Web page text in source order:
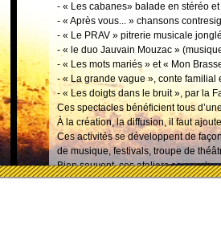
- « Les cabanes» balade en stéréo
- « Après vous... » chansons
- « Le PRAV » pitrerie musicale
- « le duo Jauvain Mouzac »
- « Les mots mariés » et « Mon
- « La grande vague », conte familial
- « Les doigts dans le bruit », par la
Ces spectacles bénéficient tous
À la création, la diffusion, il faut
Ces activités se développent de
de musique, festivals, troupe de
Bien souvent, ces ateliers se
Depuis 2019, avec l’arrêt de la